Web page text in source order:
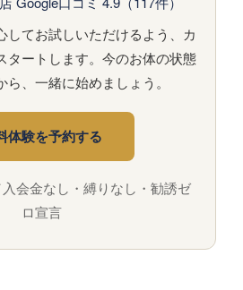
してお試しいただけるよう、カ
タートします。今のお体の状態
ら、一緒に始めましょう。
体験を予約する
会金なし・縛りなし・勧誘ゼ
ロ宣言